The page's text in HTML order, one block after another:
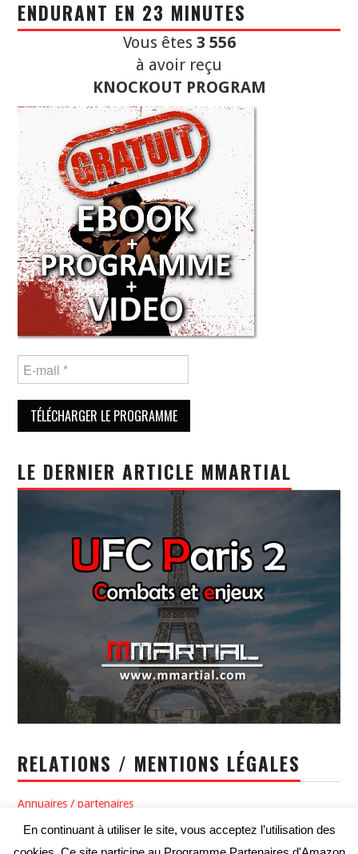
ENDURANT EN 23 MINUTES
Vous êtes 3 556
à avoir reçu
KNOCKOUT PROGRAM
LE DERNIER ARTICLE MMARTIAL
RELATIONS / MENTIONS LÉGALES
Annuaires / partenaires
Politique de confidentialité / Conditions générales d’utilisation
En continuant à utiliser le site, vous acceptez l’utilisation des